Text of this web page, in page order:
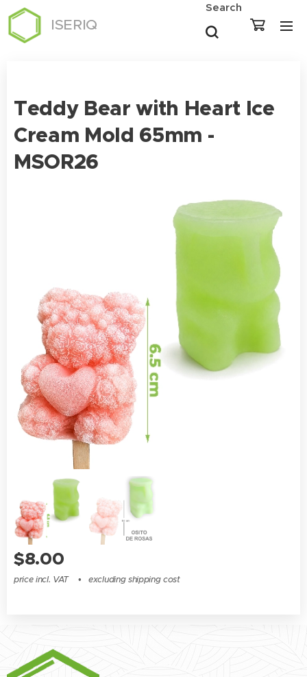
ISERIQ
Search
Teddy Bear with Heart Ice
Cream Mold 65mm -
MSOR26
$8.00
price incl. VAT excluding shipping cost